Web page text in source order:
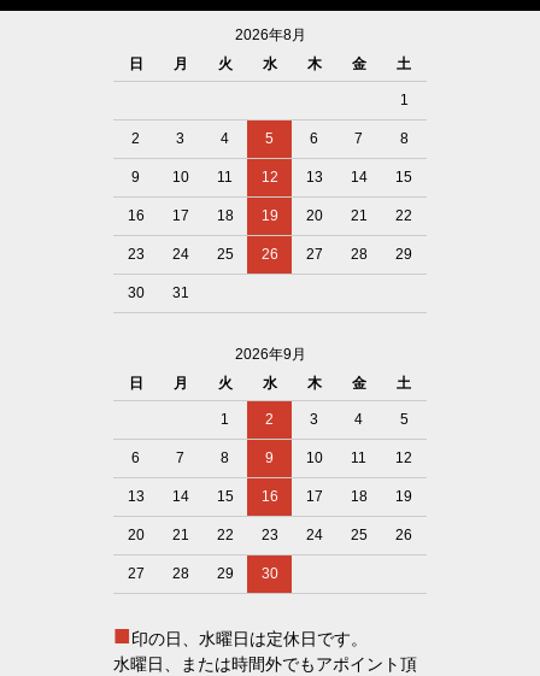
2026年8月
日
月 火 水 木 金 土
1
2 3 4 5 6 7 8
9 10 11 12 13 14 15
16 17 18 19 20 21 22
23 24 25 26 27 28 29
30 31
2026年9月
日
月 火 水 木 金 土
1 2 3 4 5
6 7 8 9 10 11 12
13 14 15 16 17 18 19
20 21 22 23 24 25 26
27 28 29 30
■印の日、水曜日は定休日です。
水曜日、または時間外でもアポイント頂